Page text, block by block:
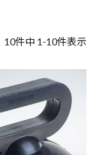
10件中 1 -10件表示